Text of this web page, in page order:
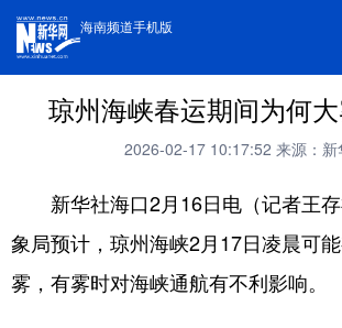
海南频道手机版
琼州海峡春运期间为何
2026-02-17 10:17:52 来源：新
新华社海口2月16日电（记者王存
象局预计，琼州海峡2月17日凌晨可
雾，有雾时对海峡通航有不利影响。